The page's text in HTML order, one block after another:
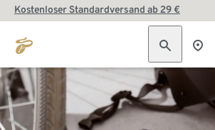
Kostenloser Standardversand ab 29 €